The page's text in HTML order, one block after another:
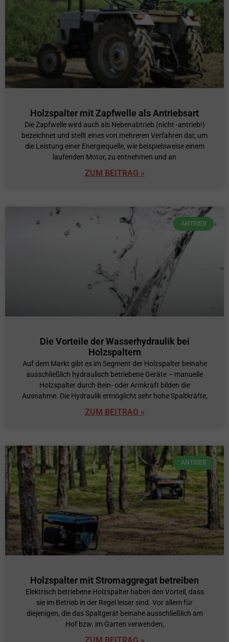
Holzspalter mit Zapfwelle als Antriebsart
Die Zapfwelle wird auch als Nebenabtrieb (nicht -antrieb!)
bezeichnet und stellt eines von mehreren Verfahren dar, um
die Leistung einer Energiequelle, wie beispielsweise einem
laufenden Motor, zu entnehmen und an
ZUM BEITRAG »
ANTRIEB
Die Vorteile der Wasserhydraulik bei
Holzspaltern
Auf dem Markt gibt es im Segment der Holzspalter beinahe
ausschließlich hydraulisch betriebene Geräte – manuelle
Holzspalter durch Bein- oder Armkraft bilden die
Ausnahme. Die Hydraulik ermöglicht sehr hohe Spaltkräfte,
ZUM BEITRAG »
ANTRIEB
Holzspalter mit Stromaggregat betreiben
Elektrisch betriebene Holzspalter haben den Vorteil, dass
sie im Betrieb in der Regel leiser sind. Vor allem für
diejenigen, die das Spaltgerät beinahe ausschließlich am
Hof bzw. im Garten verwenden,